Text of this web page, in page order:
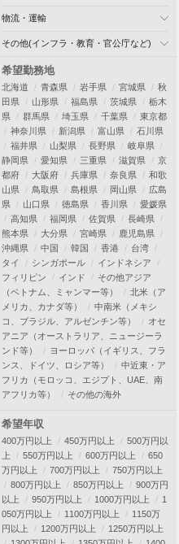
物流・運輸
その他(インフラ・教育・官公庁など)
希望勤務地
北海道 青森県 岩手県 宮城県
秋
田県
山形県 福島県 茨城県
栃木
県
群馬県 埼玉県 千葉県
東京都
神奈川県
新潟県 富山県
石川県
福井県
山梨県 長野県
岐阜県
静岡県
愛知県 三重県 滋賀県
京
都府
大阪府 兵庫県 奈良県
和歌
山県
鳥取県 島根県 岡山県
広島
県
山口県 徳島県 香川県
愛媛県
高知県
福岡県 佐賀県
長崎県
熊本県
大分県 宮崎県
鹿児島県
沖縄県
中国 韓国 香港
台湾
タイ
シンガポール
インドネシア
フィリピン
インド
その他アジア
（ベトナム、ミャンマー等）
北米（ア
メリカ、カナダ等）
中南米（メキシ
コ、ブラジル、アルゼンチン等）
オセ
アニア（オーストラリア、ニュージーラ
ンド等）
ヨーロッパ（イギリス、フラ
ンス、ドイツ、ロシア等）
中近東・ア
フリカ（モロッコ、エジプト、UAE、南
アフリカ等）
その他の海外
希望年収
400万円以上 450万円以上
500万円以
上
550万円以上 600万円以上
650
万円以上
700万円以上
750万円以上
800万円以上
850万円以上
900万円
以上
950万円以上 1000万円以上
1
050万円以上
1100万円以上
1150万
円以上
1200万円以上
1250万円以上